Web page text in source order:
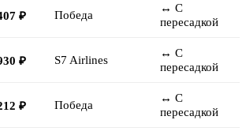
₽ Победа
↔ С
пересадкой
₽ S7 Airlines
↔ С
пересадкой
₽ Победа
↔ С
пересадкой